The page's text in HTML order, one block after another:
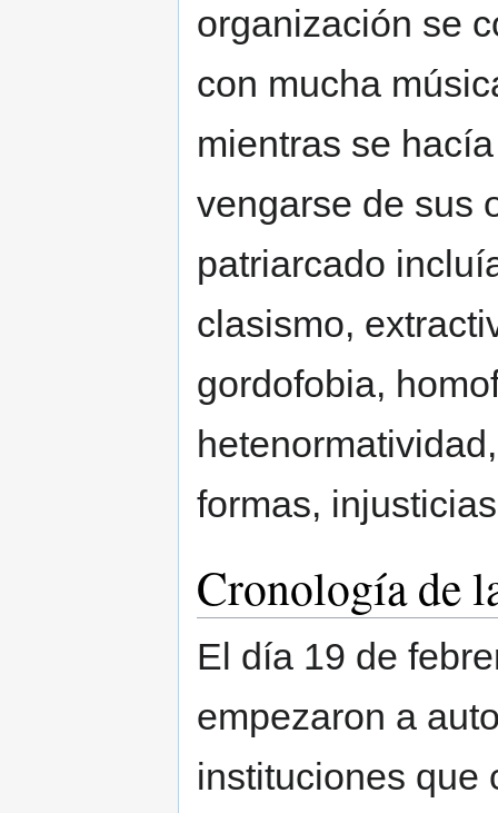
organización se
con mucha
mientras se
vengarse de sus
patriarcado
clasismo,
gordofobia,
formas,
Cronología de
El día 19 de
empezaron a
instituciones que